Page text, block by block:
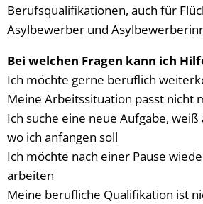
Berufsqualifikationen, auch für
Asylbewerber und
Bei welchen Fragen kann ich
Ich möchte gerne beruflich
Meine Arbeitssituation passt nicht
Ich suche eine neue Aufgabe,
wo ich anfangen soll
Ich möchte nach einer Pause
arbeiten
Meine berufliche Qualifikation ist